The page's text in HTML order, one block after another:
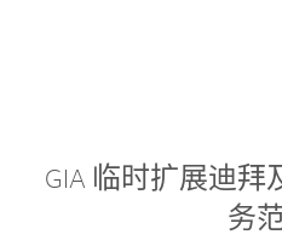
GIA 临时扩展迪
务